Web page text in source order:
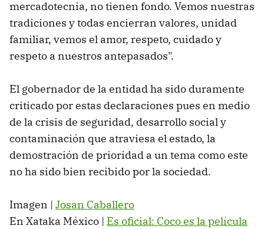
mercadotecnia, no tienen fondo. Vemos nuestras
tradiciones y todas encierran valores, unidad
familiar, vemos el amor, respeto, cuidado y
respeto a nuestros antepasados".
El gobernador de la entidad ha sido duramente
criticado por estas declaraciones pues en medio
de la crisis de seguridad, desarrollo social y
contaminación que atraviesa el estado, la
demostración de prioridad a un tema como este
no ha sido bien recibido por la sociedad.
Imagen | Josan Caballero
En Xataka México | Es oficial: Coco es la película